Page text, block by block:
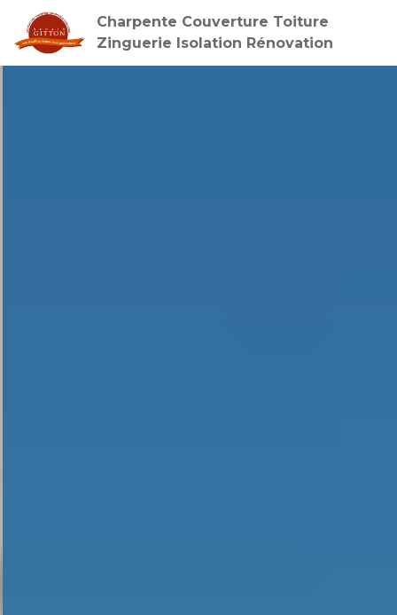
Charpente Couverture Toiture
Zinguerie Isolation Rénovation